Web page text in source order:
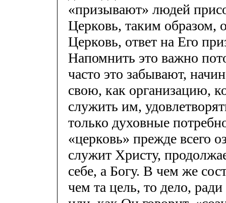
«призывают» людей
Церковь, таким образом,
Церковь, ответ на Его
Напомнить это важно
часто это забывают,
свою, как организацию,
служить им,
только духовные
«церковь» прежде всего
служит Христу,
себе, а Богу. В чем же
чем та цель, то дело,